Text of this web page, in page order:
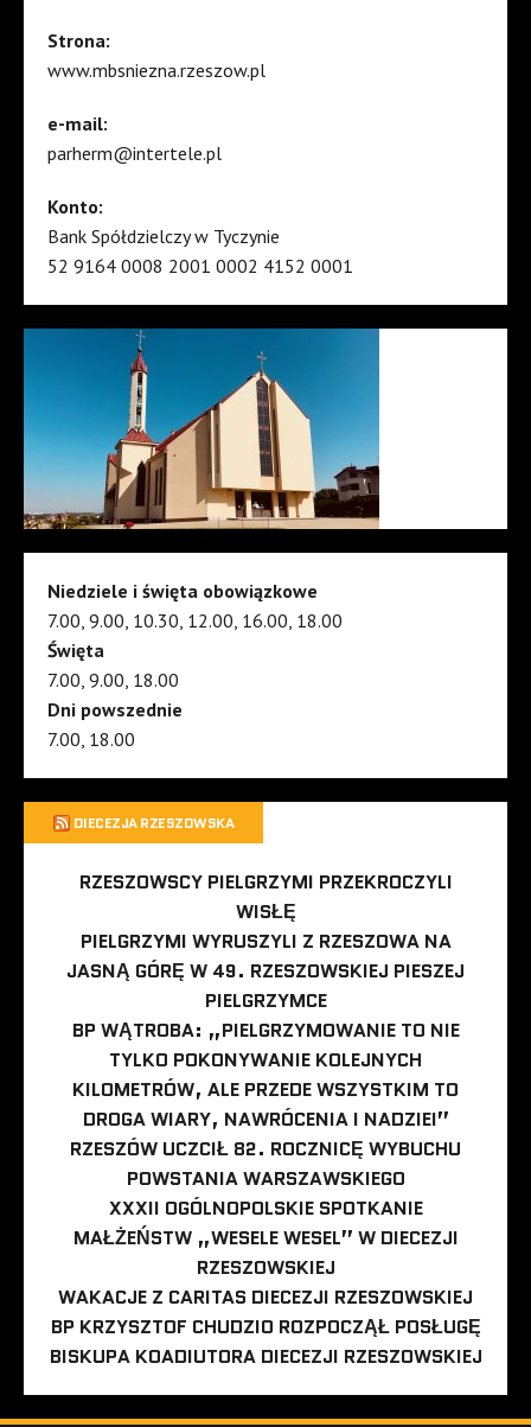
Strona:
www.mbsniezna.rzeszow.pl
e-mail:
parherm@intertele.pl
Konto:
Bank Spółdzielczy w Tyczynie
52 9164 0008 2001 0002 4152 0001
Niedziele i święta obowiązkowe
7.00, 9.00, 10.30, 12.00, 16.00, 18.00
Święta
7.00, 9.00, 18.00
Dni powszednie
7.00, 18.00
DIECEZJA RZESZOWSKA
RZESZOWSCY PIELGRZYMI PRZEKROCZYLI
WISŁĘ
PIELGRZYMI WYRUSZYLI Z RZESZOWA NA
JASNĄ GÓRĘ W 49. RZESZOWSKIEJ PIESZEJ
PIELGRZYMCE
BP WĄTROBA: „PIELGRZYMOWANIE TO NIE
TYLKO POKONYWANIE KOLEJNYCH
KILOMETRÓW, ALE PRZEDE WSZYSTKIM TO
DROGA WIARY, NAWRÓCENIA I NADZIEI”
RZESZÓW UCZCIŁ 82. ROCZNICĘ WYBUCHU
POWSTANIA WARSZAWSKIEGO
XXXII OGÓLNOPOLSKIE SPOTKANIE
MAŁŻEŃSTW „WESELE WESEL” W DIECEZJI
RZESZOWSKIEJ
WAKACJE Z CARITAS DIECEZJI RZESZOWSKIEJ
BP KRZYSZTOF CHUDZIO ROZPOCZĄŁ POSŁUGĘ
BISKUPA KOADIUTORA DIECEZJI RZESZOWSKIEJ